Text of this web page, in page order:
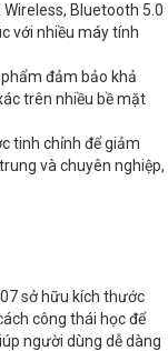
Wireless, Bluetooth 5.0
với nhiều máy tính
đảm bảo khả
trên nhiều bề mặt
tinh chỉnh để giảm
và chuyên nghiệp,
sở hữu kích thước
công thái học để
người dùng dễ dàng